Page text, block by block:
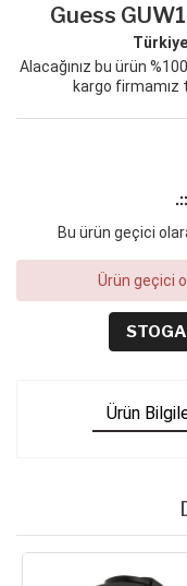
Guess
Alacağınız bu ürün
kargo firmamız
Bu ürün geçici
Ürün geçici
Ürün